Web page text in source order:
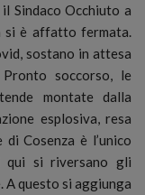
il Sindaco Occhiuto a
si è affatto fermata.
sostano in attesa
soccorso, le
montate dalla
esplosiva, resa
Cosenza è l’unico
qui si riversano gli
questo si aggiunga